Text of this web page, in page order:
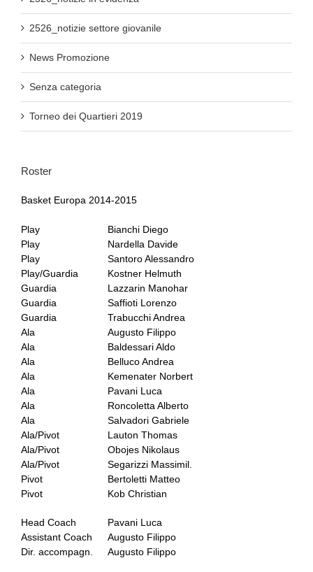
2526_notizie settore giovanile
News Promozione
Senza categoria
Torneo dei Quartieri 2019
Roster
Basket Europa 2014-2015
Play
Bianchi Diego
Play
Nardella Davide
Play
Santoro Alessandro
Play/Guardia
Kostner Helmuth
Guardia
Lazzarin Manohar
Guardia
Saffioti Lorenzo
Guardia
Trabucchi Andrea
Ala
Augusto Filippo
Ala
Baldessari Aldo
Ala
Belluco Andrea
Ala
Kemenater Norbert
Ala
Pavani Luca
Ala
Roncoletta Alberto
Ala
Salvadori Gabriele
Ala/Pivot
Lauton Thomas
Ala/Pivot
Obojes Nikolaus
Ala/Pivot
Segarizzi Massimil.
Pivot
Bertoletti Matteo
Pivot
Kob Christian
Head Coach
Pavani Luca
Assistant Coach
Augusto Filippo
Dir. accompagn.
Augusto Filippo